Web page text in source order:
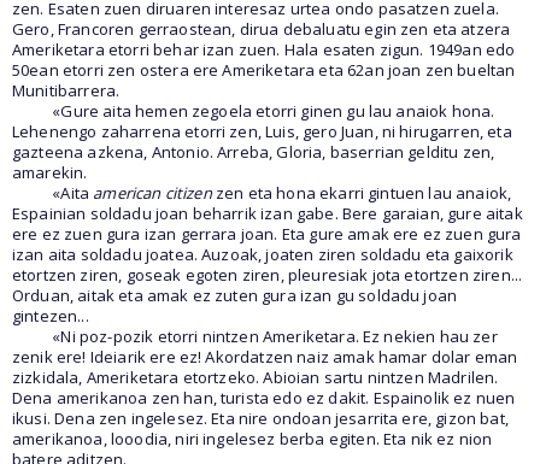
zen. Esaten zuen diruaren interesaz urtea ondo pasatzen zuela.
Gero, Francoren gerraostean, dirua debaluatu egin zen eta atzera
Ameriketara etorri behar izan zuen. Hala esaten zigun. 1949an edo
50ean etorri zen ostera ere Ameriketara eta 62an joan zen bueltan
Munitibarrera.
«Gure aita hemen zegoela etorri ginen gu lau anaiok hona.
Lehenengo zaharrena etorri zen, Luis, gero Juan, ni hirugarren, eta
gazteena azkena, Antonio. Arreba, Gloria, baserrian gelditu zen,
amarekin.
«Aita american citizenzen eta hona ekarri gintuen lau anaiok,
Espainian soldadu joan beharrik izan gabe. Bere garaian, gure aitak
ere ez zuen gura izan gerrara joan. Eta gure amak ere ez zuen gura
izan aita soldadu joatea. Auzoak, joaten ziren soldadu eta gaixorik
etortzen ziren, goseak egoten ziren, pleuresiak jota etortzen ziren...
Orduan, aitak eta amak ez zuten gura izan gu soldadu joan
gintezen...
«Ni poz-pozik etorri nintzen Ameriketara. Ez nekien hau zer
zenik ere! Ideiarik ere ez! Akordatzen naiz amak hamar dolar eman
zizkidala, Ameriketara etortzeko. Abioian sartu nintzen Madrilen.
Dena amerikanoa zen han, turista edo ez dakit. Espainolik ez nuen
ikusi. Dena zen ingelesez. Eta nire ondoan jesarrita ere, gizon bat,
amerikanoa, looodia, niri ingelesez berba egiten. Eta nik ez nion